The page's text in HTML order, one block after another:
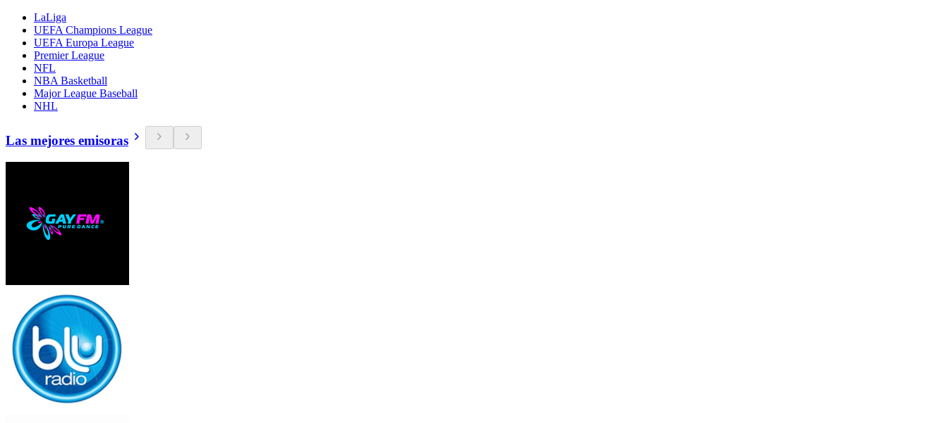
LaLiga
UEFA Champions League
UEFA Europa League
Premier League
NFL
NBA Basketball
Major League Baseball
NHL
Las mejores emisoras